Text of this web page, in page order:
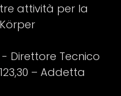
attività per la
- Direttore Tecnico
– Addetta